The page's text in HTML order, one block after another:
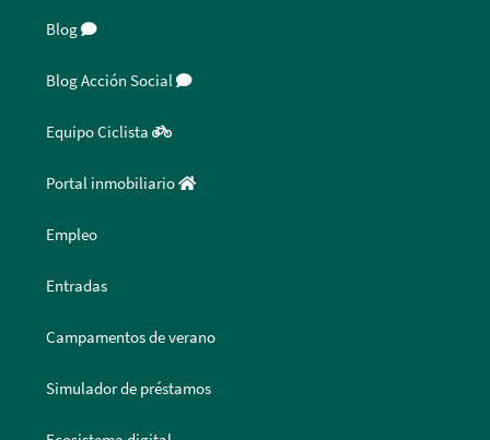
Blog
Blog Acción Social
Equipo Ciclista
Portal inmobiliario
Empleo
Entradas
Campamentos de verano
Simulador de préstamos